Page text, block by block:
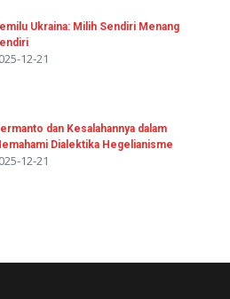
Ukraina: Milih Sendiri Menang
12-21
dan Kesalahannya dalam
Dialektika Hegelianisme
12-21